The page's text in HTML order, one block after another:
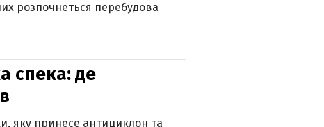
розпочнеться перебудова
спека: де
яку принесе антициклон та